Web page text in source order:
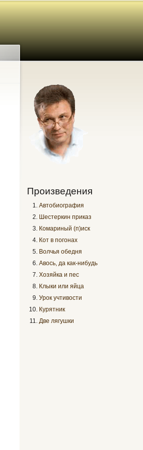
Произведения
Автобиография
Шестеркин приказ
Комариный (п)иск
Кот в погонах
Волчья обедня
Авось, да как-нибудь
Хозяйка и пес
Клыки или яйца
Урок учтивости
Курятник
Две лягушки